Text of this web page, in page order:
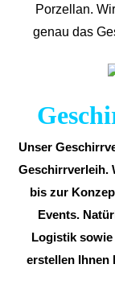
Porzellan.
genau das
Unser
Geschirrverleih.
bis zur
Events.
Logistik
erstellen Ihnen